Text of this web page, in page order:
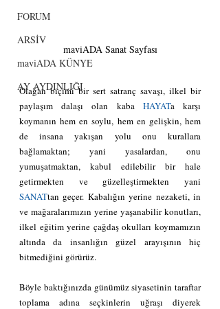
FORUM
ARSİV
maviADA KÜNYE
AY AYDINLIĞI
maviADA Sanat Sayfası
Olağan biçimi bir sert satranç savaşı, ilkel bir
paylaşım dalaşı olan kaba HAYATa karşı
koymanın hem en soylu, hem en gelişkin, hem
de insana yakışan yolu onu kurallara
bağlamaktan; yani yasalardan, onu
yumuşatmaktan, kabul edilebilir bir hale
SANATtan geçer. Kabalığın yerine nezaketi, in
ve mağaralarımızın yerine yaşanabilir konutları,
ilkel eğitim yerine çağdaş okulları koymamızın
altında da insanlığın güzel arayışının hiç
bitmediğini görürüz.
Böyle baktığınızda günümüz siyasetinin taraftar
toplama adına seçkinlerin uğraşı diyerek